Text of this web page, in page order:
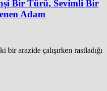
Bir Türü, Sevimli Bir
Adam
arazide çalışırken rastladığı